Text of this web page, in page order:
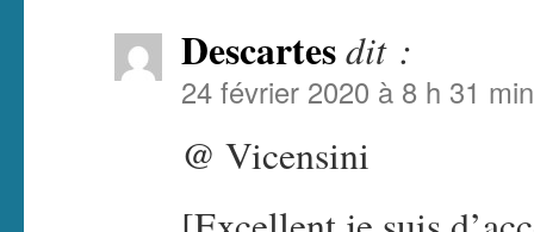
Descartesdit :
24 février 2020 à 8 h 31 min
@ Vicensini